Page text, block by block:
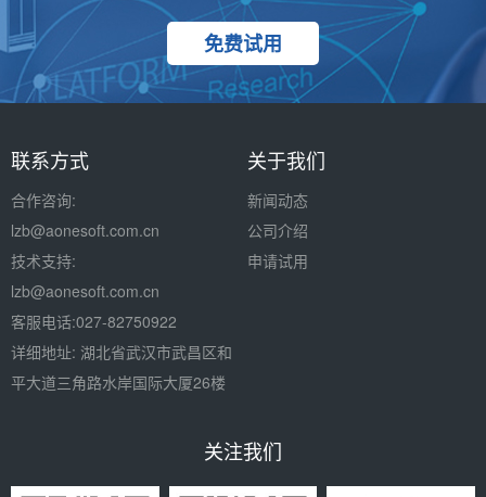
免费试用
联系方式
合作咨询:
lzb@aonesoft.com.cn
技术支持:
lzb@aonesoft.com.cn
客服电话:027-82750922
详细地址: 湖北省武汉市武昌区和
平大道三角路水岸国际大厦26楼
关于我们
新闻动态
公司介绍
申请试用
关注我们